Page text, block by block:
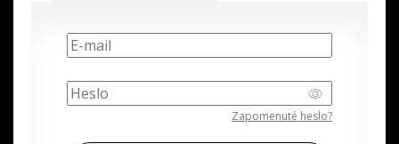
Zapomenuté heslo?